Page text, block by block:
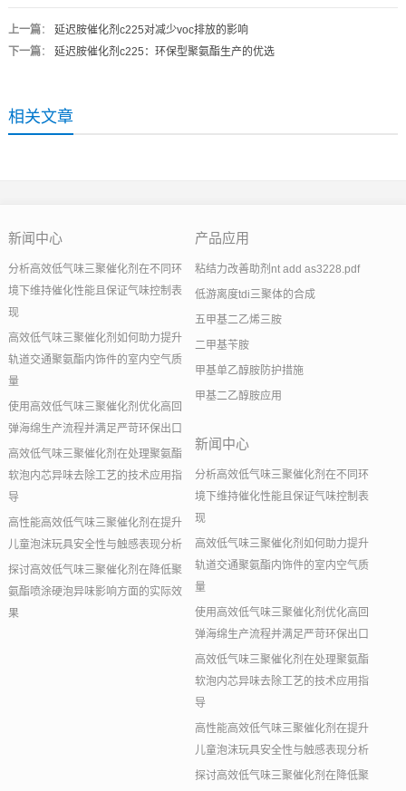
上一篇： 延迟胺催化剂c225对减少voc排放的影响
下一篇： 延迟胺催化剂c225：环保型聚氨酯生产的优选
相关文章
新闻中心
分析高效低气味三聚催化剂在不同环
境下维持催化性能且保证气味控制表
现
高效低气味三聚催化剂如何助力提升
轨道交通聚氨酯内饰件的室内空气质
量
使用高效低气味三聚催化剂优化高回
弹海绵生产流程并满足严苛环保出口
高效低气味三聚催化剂在处理聚氨酯
软泡内芯异味去除工艺的技术应用指
导
高性能高效低气味三聚催化剂在提升
儿童泡沫玩具安全性与触感表现分析
探讨高效低气味三聚催化剂在降低聚
氨酯喷涂硬泡异味影响方面的实际效
果
产品应用
粘结力改善助剂nt add as3228.pdf
低游离度tdi三聚体的合成
五甲基二乙烯三胺
二甲基苄胺
甲基单乙醇胺防护措施
甲基二乙醇胺应用
新闻中心
分析高效低气味三聚催化剂在不同环
境下维持催化性能且保证气味控制表
现
高效低气味三聚催化剂如何助力提升
轨道交通聚氨酯内饰件的室内空气质
量
使用高效低气味三聚催化剂优化高回
弹海绵生产流程并满足严苛环保出口
高效低气味三聚催化剂在处理聚氨酯
软泡内芯异味去除工艺的技术应用指
导
高性能高效低气味三聚催化剂在提升
儿童泡沫玩具安全性与触感表现分析
探讨高效低气味三聚催化剂在降低聚